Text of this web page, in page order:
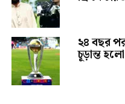
২৪ বছর
চূড়ান্ত